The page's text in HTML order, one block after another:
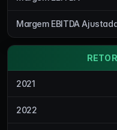
Margem EBITDA
2021
2022